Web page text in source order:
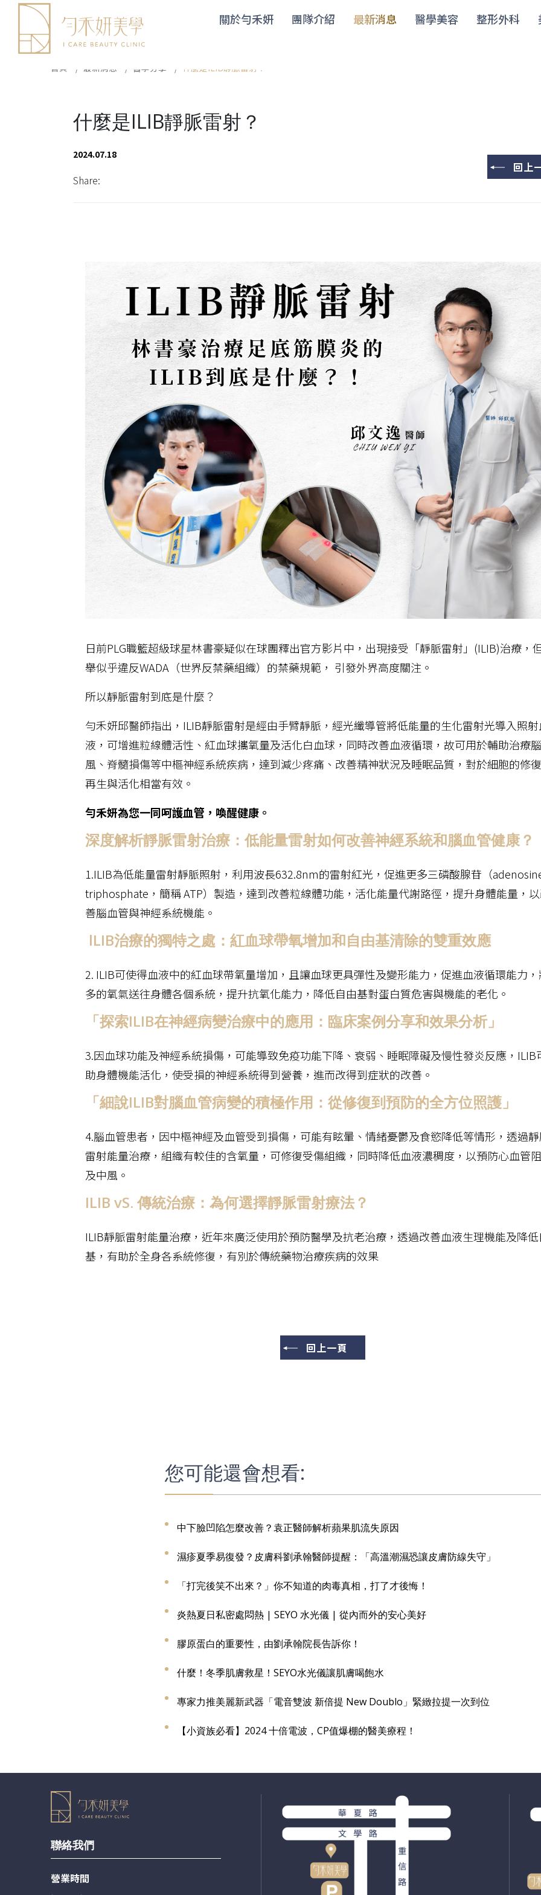
關於勻禾妍 團隊介紹 最新消息 醫學美容 整形外科
首頁 最新消息 醫學分享 什麼是ILIB靜脈雷射？
什麼是ILIB靜脈雷射？
2024.07.18
Share:
回上
日前PLG職籃超級球星林書豪疑似在球團釋出官方影片中，出現接受「靜脈雷射」(ILIB)治療，
舉似乎違反WADA（世界反禁藥組織）的禁藥規範， 引發外界高度關注。
所以靜脈雷射到底是什麼？
勻禾妍邱醫師指出，ILIB靜脈雷射是經由手臂靜脈，經光纖導管將低能量的生化雷射光導入照射
液，可增進粒線體活性、紅血球攜氧量及活化白血球，同時改善血液循環，故可用於輔助治療
風、脊髓損傷等中樞神經系統疾病，達到減少疼痛、改善精神狀況及睡眠品質，對於細胞的修復
再生與活化相當有效。
勻禾妍為您一同呵護血管，喚醒健康。
深度解析靜脈雷射治療：低能量雷射如何改善神經系統和腦血管健康？
1.ILIB為低能量雷射靜脈照射，利用波長632.8nm的雷射紅光，促進更多三磷酸腺苷（
triphosphate，簡稱 ATP）製造，達到改善粒線體功能，活化能量代謝路徑，提升身體能量，
善腦血管與神經系統機能。
lLIB治療的獨特之處：紅血球帶氧增加和自由基清除的雙重效應
2. ILIB可使得血液中的紅血球帶氧量增加，且讓血球更具彈性及變形能力，促進血液循環能力
多的氧氣送往身體各個系統，提升抗氧化能力，降低自由基對蛋白質危害與機能的老化。
「探索ILIB在神經病變治療中的應用：臨床案例分享和效果分析」
3.因血球功能及神經系統損傷，可能導致免疫功能下降、衰弱、睡眠障礙及慢性發炎反應，ILIB
助身體機能活化，使受損的神經系統得到營養，進而改得到症狀的改善。
「細說ILIB對腦血管病變的積極作用：從修復到預防的全方位照護」
4.腦血管患者，因中樞神經及血管受到損傷，可能有眩暈、情緒憂鬱及食慾降低等情形，透過
雷射能量治療，組織有較佳的含氧量，可修復受傷組織，同時降低血液濃稠度，以預防心血管
及中風。
ILIB vS. 傳統治療：為何選擇靜脈雷射療法？
ILIB靜脈雷射能量治療，近年來廣泛使用於預防醫學及抗老治療，透過改善血液生理機能及降低
基，有助於全身各系統修復，有別於傳統藥物治療疾病的效果
回上一頁
您可能還會想看:
中下臉凹陷怎麼改善？袁正醫師解析蘋果肌流失原因
濕疹夏季易復發？皮膚科劉承翰醫師提醒：「高溫潮濕恐讓皮膚防線失守」
「打完後笑不出來？」你不知道的肉毒真相，打了才後悔！
炎熱夏日私密處悶熱 | SEYO 水光儀 | 從內而外的安心美好
膠原蛋白的重要性，由劉承翰院長告訴你！
什麼！冬季肌膚救星！SEYO水光儀讓肌膚喝飽水
專家力推美麗新武器「電音雙波 新倍提 New Doublo」緊緻拉提一次到位
【小資族必看】2024 十倍電波，CP值爆棚的醫美療程！
聯絡我們
營業時間
Cookie管理面板